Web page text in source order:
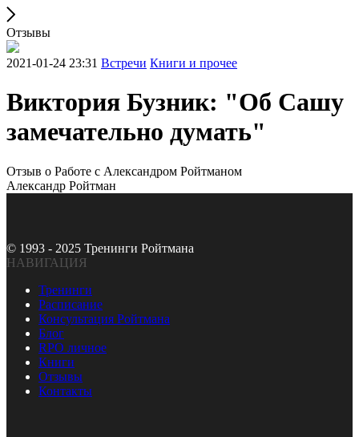
Отзывы
2021-01-24 23:31 Встречи Книги и прочее
Виктория Бузник: "Об Сашу
замечательно думать"
Отзыв о Работе с Александром Ройтманом
Александр Ройтман
© 1993 - 2025 Тренинги Ройтмана
НАВИГАЦИЯ
Тренинги
Расписание
Консультация Ройтмана
Блог
RPO личное
Книги
Отзывы
Контакты